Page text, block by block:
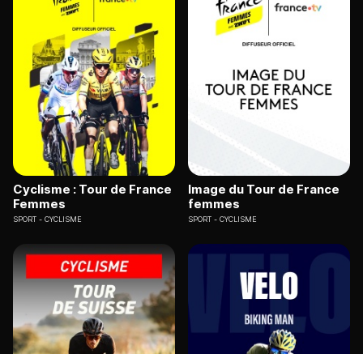
Cyclisme : Tour de France
Femmes
SPORT CYCLISME
Image du Tour de France
femmes
SPORT CYCLISME